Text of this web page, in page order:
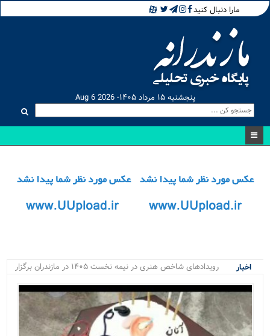
مارا دنبال کنید
پنجشنبه ۱۵ مرداد ۱۴۰۵- Aug 6 2026
اخبار
رویدادهای شاخص هنری در نیمه نخست ۱۴۰۵ در مازندران برگزار